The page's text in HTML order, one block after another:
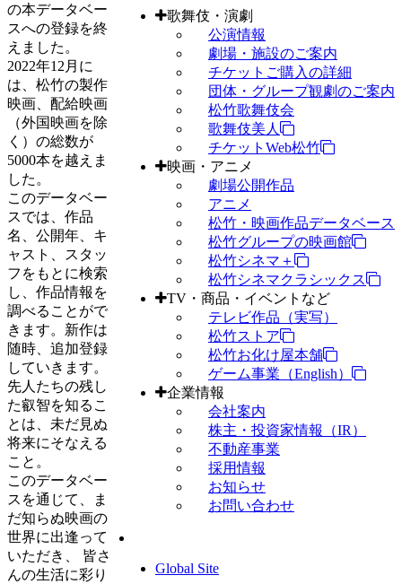
歌舞伎・演劇
公演情報
劇場・施設のご案内
チケットご購入の詳細
団体・グループ観劇のご案内
松竹歌舞伎会
歌舞伎美人
チケットWeb松竹
映画・アニメ
劇場公開作品
アニメ
松竹・映画作品データベース
松竹グループの映画館
松竹シネマ＋
松竹シネマクラシックス
TV・商品・イベントなど
テレビ作品（実写）
松竹ストア
松竹お化け屋本舗
ゲーム事業（English）
企業情報
会社案内
株主・投資家情報（IR）
不動産事業
採用情報
お知らせ
お問い合わせ
Global Site
の本データベー
スへの登録を終
えました。
2022年12月に
は、松竹の製作
映画、配給映画
（外国映画を除
く）の総数が
5000本を越えま
した。
このデータベー
スでは、作品
名、公開年、キ
ャスト、スタッ
フをもとに検索
し、作品情報を
調べることがで
きます。新作は
随時、追加登録
していきます。
先人たちの残し
た叡智を知るこ
とは、未だ見ぬ
将来にそなえる
こと。
このデータベー
スを通じて、ま
だ知らぬ映画の
世界に出逢って
いただき、 皆さ
んの生活に彩り